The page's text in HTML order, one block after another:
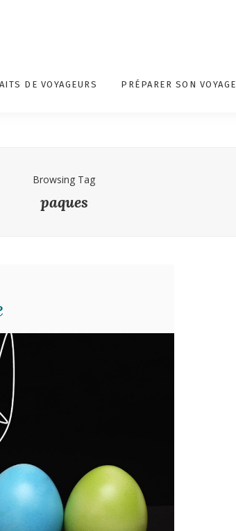
DE VOYAGEURS PRÉPARER SON VOYAGE
Browsing Tag
paques